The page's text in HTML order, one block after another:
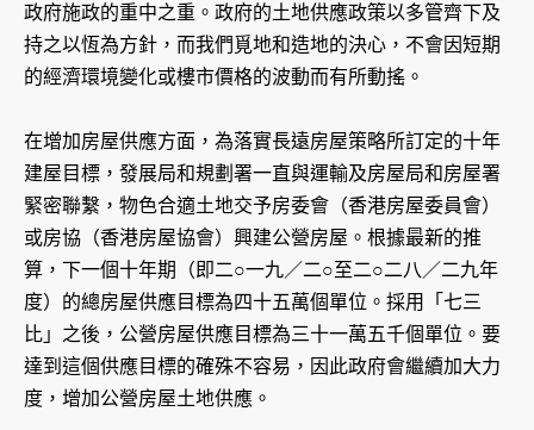
政府施政的重中之重。政府的土地供應政策以多管齊下及
持之以恆為方針，而我們覓地和造地的決心，不會因短期
的經濟環境變化或樓市價格的波動而有所動搖。
在增加房屋供應方面，為落實長遠房屋策略所訂定的十年
建屋目標，發展局和規劃署一直與運輸及房屋局和房屋署
緊密聯繫，物色合適土地交予房委會（香港房屋委員會）
或房協（香港房屋協會）興建公營房屋。根據最新的推
算，下一個十年期（即二○一九／二○至二○二八／二九年
度）的總房屋供應目標為四十五萬個單位。採用「七三
比」之後，公營房屋供應目標為三十一萬五千個單位。要
達到這個供應目標的確殊不容易，因此政府會繼續加大力
度，增加公營房屋土地供應。